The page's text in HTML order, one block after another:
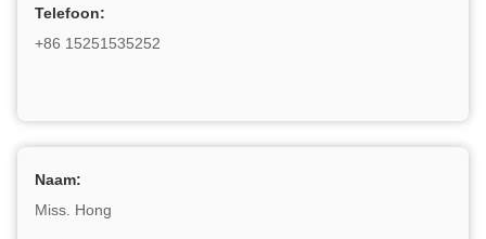
Telefoon:
+86 15251535252
Naam:
Miss. Hong